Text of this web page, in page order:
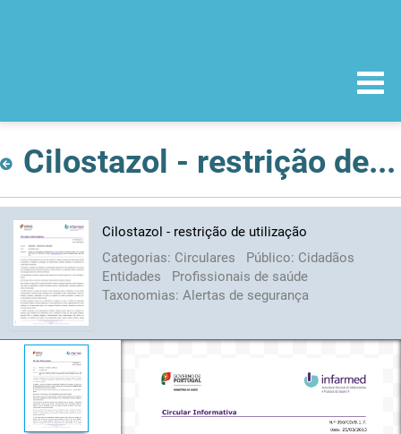
Cilostazol - restrição de utilização
Cilostazol - restrição de utilização
Categorias: Circulares Público: Cidadãos
Entidades
Profissionais de saúde
Taxonomias: Alertas de segurança